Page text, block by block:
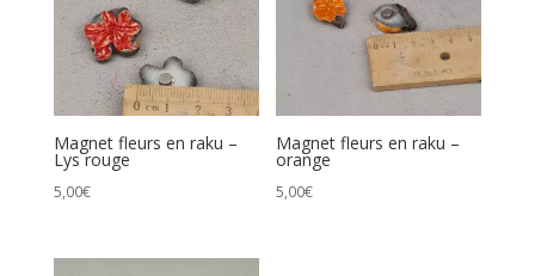
Magnet fleurs en raku –
Lys rouge
5,00€
Magnet fleurs en raku –
orange
5,00€